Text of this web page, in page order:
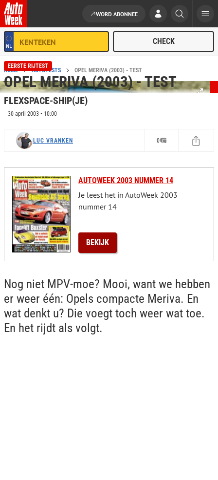
Ga naar de inhoud
WORD ABONNEE
HOME AUTOTESTS OPEL MERIVA (2003) - TEST
EERSTE RIJTEST
OPEL MERIVA (2003) - TEST
FLEXSPACE-SHIP(JE)
30 april 2003 • 10:00
LUC VRANKEN 0
AUTOWEEK 2003 NUMMER 14
Je leest het in AutoWeek 2003
nummer 14
BEKIJK
Nog niet MPV-moe? Mooi, want we hebben
er weer één: Opels compacte Meriva. En
wat denkt u? Die voegt toch weer wat toe.
En het rijdt als volgt.